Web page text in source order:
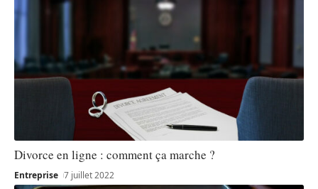
Divorce en ligne : comment ça marche ?
Entreprise 7 juillet 2022